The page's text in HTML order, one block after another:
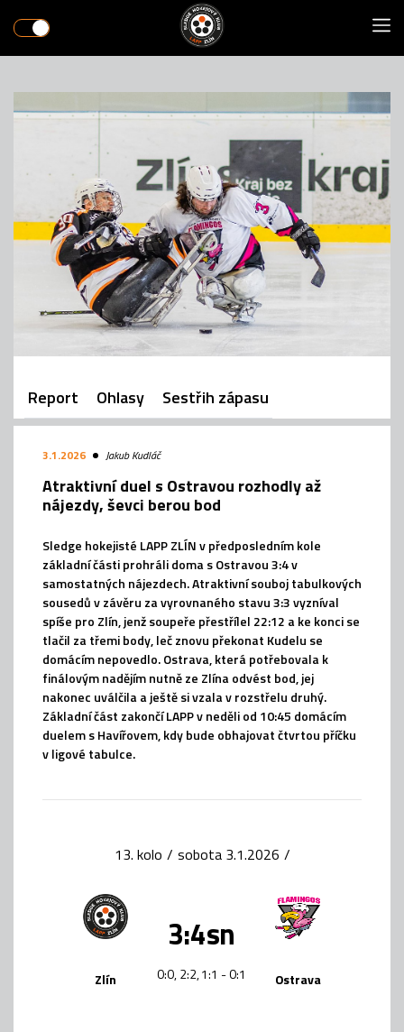
Report Ohlasy Sestřih zápasu
3.1.2026 Jakub Kudláč
Atraktivní duel s Ostravou rozhodly až
nájezdy, ševci berou bod
Sledge hokejisté LAPP ZLÍN v předposledním kole
základní části prohráli doma s Ostravou 3:4 v
samostatných nájezdech. Atraktivní souboj tabulkových
sousedů v závěru za vyrovnaného stavu 3:3 vyzníval
spíše pro Zlín, jenž soupeře přestřílel 22:12 a ke konci se
tlačil za třemi body, leč znovu překonat Kudelu se
domácím nepovedlo. Ostrava, která potřebovala k
finálovým nadějím nutně ze Zlína odvést bod, jej
nakonec uválčila a ještě si vzala v rozstřelu druhý.
Základní část zakončí LAPP v neděli od 10:45 domácím
duelem s Havířovem, kdy bude obhajovat čtvrtou příčku
v ligové tabulce.
13. kolo / sobota 3.1.2026 /
Zlín
3:4sn
0:0, 2:2, 1:1 - 0:1 Ostrava